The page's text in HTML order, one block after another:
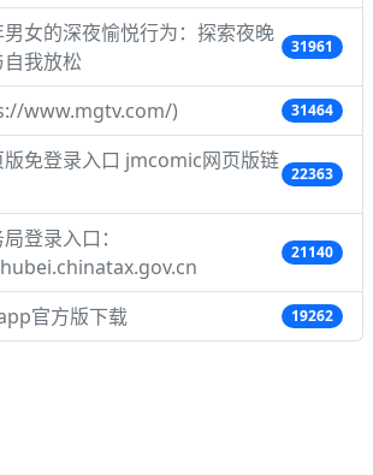
女的深夜愉悦行为：探索夜晚
我放松
31961
www.mgtv.com/) 31464
免登录入口 jmcomic网页版链
22363
登录入口：
21140
官方版下载 19262